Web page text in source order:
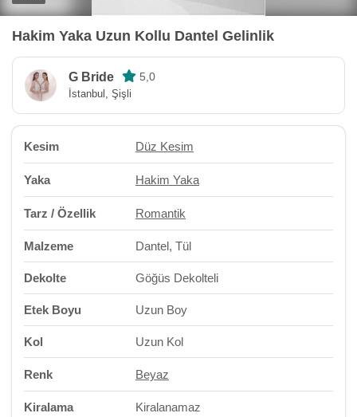
Hakim Yaka Uzun Kollu Dantel Gelinlik
G Bride 5,0
İstanbul, Şişli
Kesim Düz Kesim
Yaka Hakim Yaka
Tarz / Özellik Romantik
Malzeme Dantel, Tül
Dekolte Göğüs Dekolteli
Etek Boyu Uzun Boy
Kol Uzun Kol
Renk Beyaz
Kiralama Kiralanamaz